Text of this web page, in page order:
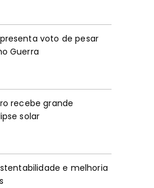
voto de pesar
Guerra
recebe grande
solar
e melhoria